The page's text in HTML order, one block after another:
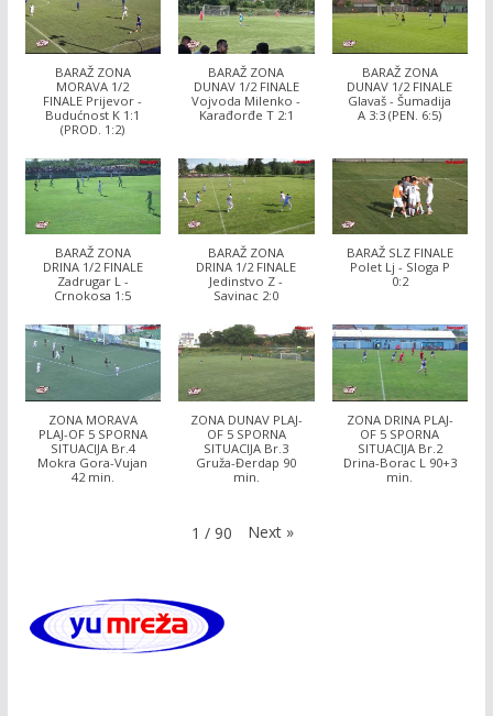
BARAŽ ZONA
MORAVA 1/2
FINALE Prijevor -
Budućnost K 1:1
(PROD. 1:2)
BARAŽ ZONA
DUNAV 1/2 FINALE
Vojvoda Milenko -
Karađorđe T 2:1
BARAŽ ZONA
DUNAV 1/2 FINALE
Glavaš - Šumadija
A 3:3 (PEN. 6:5)
BARAŽ ZONA
DRINA 1/2 FINALE
Zadrugar L -
Crnokosa 1:5
BARAŽ ZONA
DRINA 1/2 FINALE
Jedinstvo Z -
Savinac 2:0
BARAŽ SLZ FINALE
Polet Lj - Sloga P
0:2
ZONA MORAVA
PLAJ-OF 5 SPORNA
SITUACIJA Br.4
Mokra Gora-Vujan
42 min.
ZONA DUNAV PLAJ-
OF 5 SPORNA
SITUACIJA Br.3
Gruža-Đerdap 90
min.
ZONA DRINA PLAJ-
OF 5 SPORNA
SITUACIJA Br.2
Drina-Borac L 90+3
min.
1 / 90 Next »